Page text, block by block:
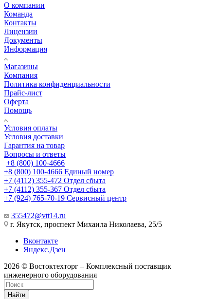
О компании
Команда
Контакты
Лицензии
Документы
Информация
Магазины
Компания
Политика конфиденциальности
Прайс-лист
Оферта
Помощь
Условия оплаты
Условия доставки
Гарантия на товар
Вопросы и ответы
+8 (800) 100-4666
+8 (800) 100-4666 Единый номер
+7 (4112) 355-472 Отдел сбыта
+7 (4112) 355-367 Отдел сбыта
+7 (924) 765-70-19 Сервисный центр
355472@vtt14.ru
г. Якутск, проспект Михаила Николаева, 25/5
Вконтакте
Яндекс.Дзен
2026 © Востоктехторг – Комплексный поставщик
инженерного оборудования
Найти